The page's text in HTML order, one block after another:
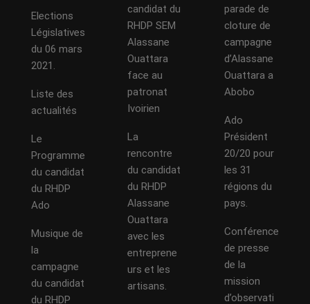
Elections
Législatives
du 06 mars
2021.
Liste des
actualités
Le
Programme
du candidat
du RHDP
Ado
Musique de
la
campagne
du candidat
du RHDP
candidat du
RHDP SEM
Alassane
Ouattara
face au
patronat
Ivoirien
La
rencontre
du candidat
du RHDP
Alassane
Ouattara
avec les
entreprene
urs et les
artisans.
parade de
cloture de
campagne
d’Alassane
Ouattara a
Abobo
Ado
Président
20/20 pour
les 31
régions du
pays.
Conférence
de presse
de la
mission
d’observati